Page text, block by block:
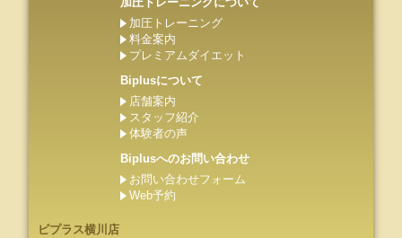
加圧トレーニング
料金案内
プレミアムダイエット
Biplusについて
店舗案内
スタッフ紹介
体験者の声
Biplusへのお問い合わせ
お問い合わせフォーム
Web予約
ビプラス横川店